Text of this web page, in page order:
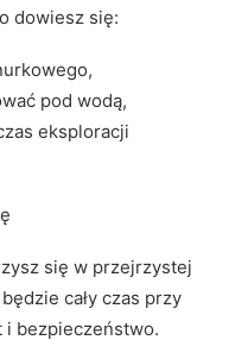
dowiesz się:
pod wodą,
eksploracji
się w przejrzystej
cały czas przy
i bezpieczeństwo.